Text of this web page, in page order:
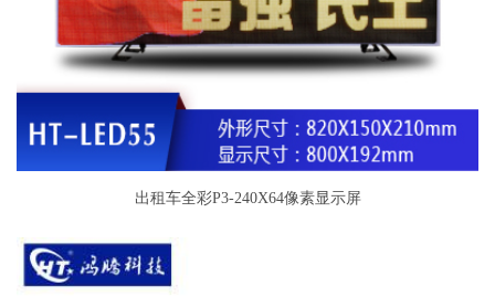
出租车全彩P3-240X64像素显示屏